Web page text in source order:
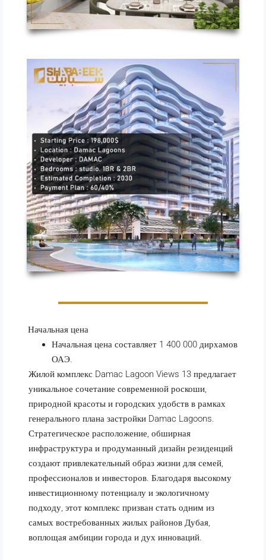
Начальная цена
Начальная цена составляет 1 400 000 дирхамов
ОАЭ.
Жилой комплекс Damac Lagoon Views 13 предлагает
уникальное сочетание современной роскоши,
природной красоты и городских удобств в рамках
генерального плана застройки Damac Lagoons.
Стратегическое расположение, обширная
инфраструктура и продуманный дизайн резиденций
создают привлекательный образ жизни для семей,
профессионалов и инвесторов. Благодаря высокому
инвестиционному потенциалу и экологичному
подходу, этот комплекс призван стать одним из
самых востребованных жилых районов Дубая,
воплощая амбиции города и дух инноваций.